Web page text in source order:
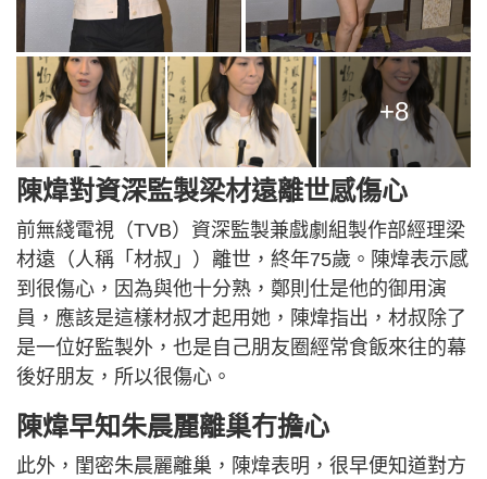
+8
陳煒對資深監製梁材遠離世感傷心
前無綫電視（TVB）資深監製兼戲劇組製作部經理梁
材遠（人稱「材叔」）離世，終年75歲。陳煒表示感
到很傷心，因為與他十分熟，鄭則仕是他的御用演
員，應該是這樣材叔才起用她，陳煒指出，材叔除了
是一位好監製外，也是自己朋友圈經常食飯來往的幕
後好朋友，所以很傷心。
陳煒早知朱晨麗離巢冇擔心
此外，閨密朱晨麗離巢，陳煒表明，很早便知道對方